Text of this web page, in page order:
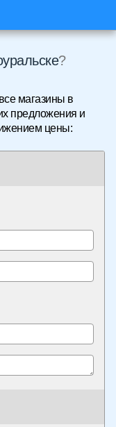
?
магазины в
предложения и
цены: